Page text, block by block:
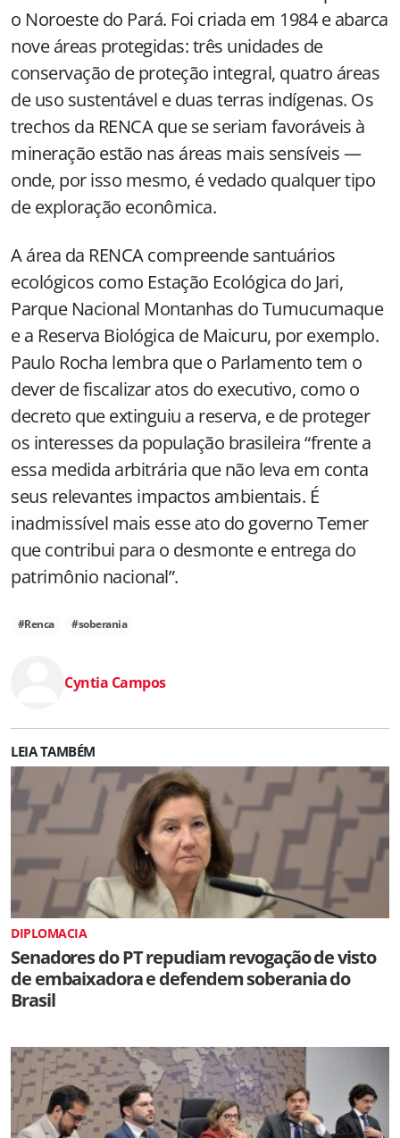
o Noroeste do Pará. Foi criada em 1984 e abarca
nove áreas protegidas: três unidades de
conservação de proteção integral, quatro áreas
de uso sustentável e duas terras indígenas. Os
trechos da RENCA que se seriam favoráveis à
mineração estão nas áreas mais sensíveis —
onde, por isso mesmo, é vedado qualquer tipo
de exploração econômica.
A área da RENCA compreende santuários
ecológicos como Estação Ecológica do Jari,
Parque Nacional Montanhas do Tumucumaque
e a Reserva Biológica de Maicuru, por exemplo.
Paulo Rocha lembra que o Parlamento tem o
dever de fiscalizar atos do executivo, como o
decreto que extinguiu a reserva, e de proteger
os interesses da população brasileira “frente a
essa medida arbitrária que não leva em conta
seus relevantes impactos ambientais. É
inadmissível mais esse ato do governo Temer
que contribui para o desmonte e entrega do
patrimônio nacional”.
#Renca #soberania
Cyntia Campos
LEIA TAMBÉM
DIPLOMACIA
Senadores do PT repudiam revogação de visto
de embaixadora e defendem soberania do
Brasil